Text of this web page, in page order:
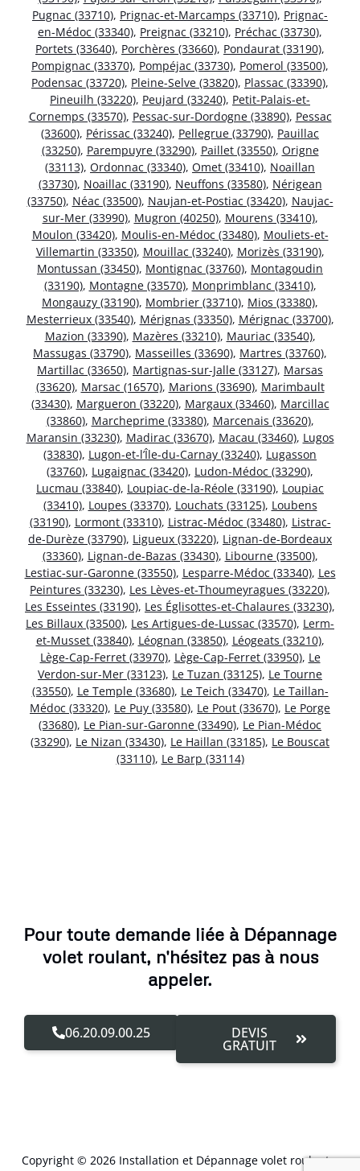
Pugnac (33710), Prignac-et-Marcamps (33710), Prignac-
en-Médoc (33340), Preignac (33210), Préchac (33730),
Portets (33640), Porchères (33660), Pondaurat (33190),
Pompignac (33370), Pompéjac (33730), Pomerol (33500),
Podensac (33720), Pleine-Selve (33820), Plassac (33390),
Pineuilh (33220), Peujard (33240), Petit-Palais-et-
Cornemps (33570), Pessac-sur-Dordogne (33890), Pessac
(33600), Périssac (33240), Pellegrue (33790), Pauillac
(33250), Parempuyre (33290), Paillet (33550), Origne
(33113), Ordonnac (33340), Omet (33410), Noaillan
(33730), Noaillac (33190), Neuffons (33580), Nérigean
(33750), Néac (33500), Naujan-et-Postiac (33420), Naujac-
sur-Mer (33990), Mugron (40250), Mourens (33410),
Moulon (33420), Moulis-en-Médoc (33480), Mouliets-et-
Villemartin (33350), Mouillac (33240), Morizès (33190),
Montussan (33450), Montignac (33760), Montagoudin
(33190), Montagne (33570), Monprimblanc (33410),
Mongauzy (33190), Mombrier (33710), Mios (33380),
Mesterrieux (33540), Mérignas (33350), Mérignac (33700),
Mazion (33390), Mazères (33210), Mauriac (33540),
Massugas (33790), Masseilles (33690), Martres (33760),
Martillac (33650), Martignas-sur-Jalle (33127), Marsas
(33620), Marsac (16570), Marions (33690), Marimbault
(33430), Margueron (33220), Margaux (33460), Marcillac
(33860), Marcheprime (33380), Marcenais (33620),
Maransin (33230), Madirac (33670), Macau (33460), Lugos
(33830), Lugon-et-l’Île-du-Carnay (33240), Lugasson
(33760), Lugaignac (33420), Ludon-Médoc (33290),
Lucmau (33840), Loupiac-de-la-Réole (33190), Loupiac
(33410), Loupes (33370), Louchats (33125), Loubens
(33190), Lormont (33310), Listrac-Médoc (33480), Listrac-
de-Durèze (33790), Ligueux (33220), Lignan-de-Bordeaux
(33360), Lignan-de-Bazas (33430), Libourne (33500),
Lestiac-sur-Garonne (33550), Lesparre-Médoc (33340), Les
Peintures (33230), Les Lèves-et-Thoumeyragues (33220),
Les Esseintes (33190), Les Églisottes-et-Chalaures (33230),
Les Billaux (33500), Les Artigues-de-Lussac (33570), Lerm-
et-Musset (33840), Léognan (33850), Léogeats (33210),
Lège-Cap-Ferret (33970), Lège-Cap-Ferret (33950), Le
Verdon-sur-Mer (33123), Le Tuzan (33125), Le Tourne
(33550), Le Temple (33680), Le Teich (33470), Le Taillan-
Médoc (33320), Le Puy (33580), Le Pout (33670), Le Porge
(33680), Le Pian-sur-Garonne (33490), Le Pian-Médoc
(33290), Le Nizan (33430), Le Haillan (33185), Le Bouscat
(33110), Le Barp (33114)
Pour toute demande liée à Dépannage
volet roulant, n'hésitez pas à nous
appeler.
06.20.09.00.25 DEVIS
GRATUIT
Copyright © 2026 Installation et Dépannage volet roulant –